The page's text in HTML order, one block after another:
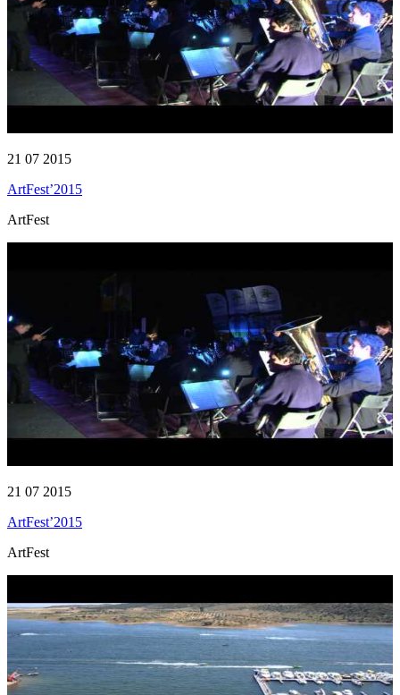
21 07 2015
ArtFest’2015
ArtFest
21 07 2015
ArtFest’2015
ArtFest